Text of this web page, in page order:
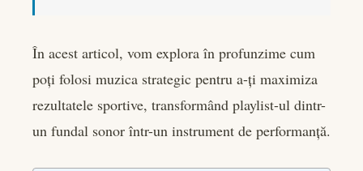
În acest articol, vom explora în profunzime cum
poți folosi muzica strategic pentru a-ți maximiza
rezultatele sportive, transformând playlist-ul dintr-
un fundal sonor într-un instrument de performanță.